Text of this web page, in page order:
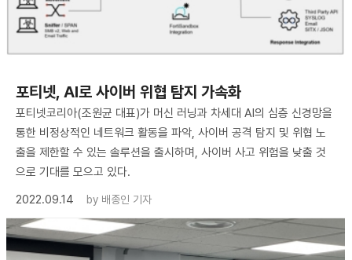
포티넷, AI로 사이버 위협 탐지 가속화
포티넷코리아(조원균 대표)가 머신 러닝과 차세대 AI의 심층 신경망을
통한 비정상적인 네트워크 활동을 파악, 사이버 공격 탐지 및 위협 노
출을 제한할 수 있는 솔루션을 출시하며, 사이버 사고 위험을 낮출 것
으로 기대를 모으고 있다.
2022.09.14
by 배종인 기자